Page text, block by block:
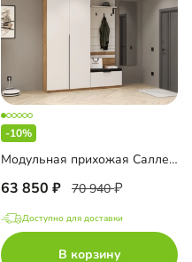
-10%
Модульная прихожая Салленс-4
63 850 70 940
Доступно для доставки
В корзину